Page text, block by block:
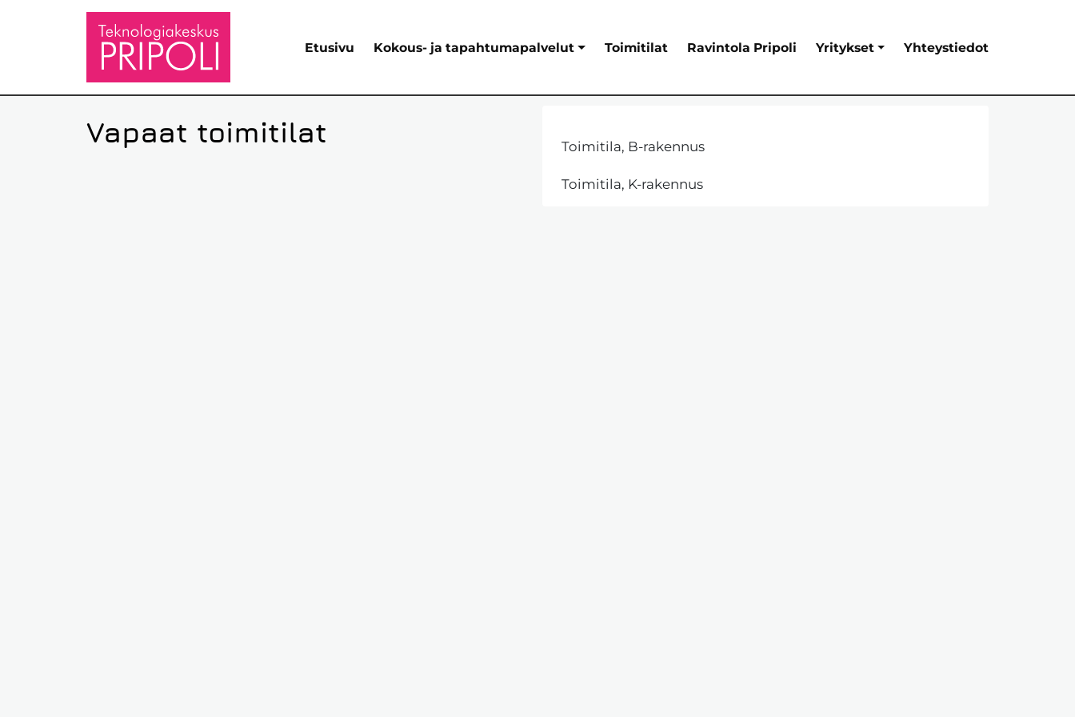
Etusivu Kokous- ja tapahtumapalvelut Toimitilat Ravintola Pripoli Yritykset Yhteystiedot
Vapaat toimitilat Toimitila, B-rakennus
Toimitila, K-rakennus